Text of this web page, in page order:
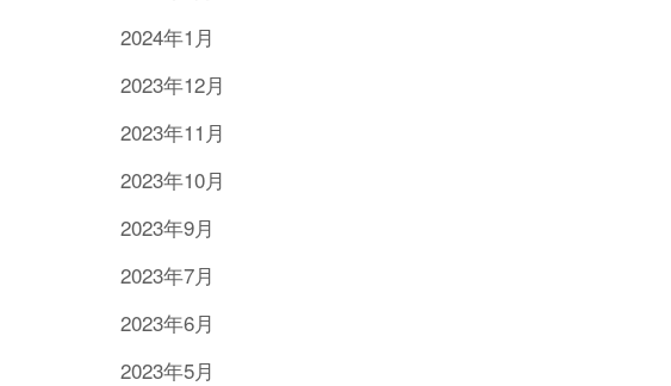
2024年1月
2023年12月
2023年11月
2023年10月
2023年9月
2023年7月
2023年6月
2023年5月